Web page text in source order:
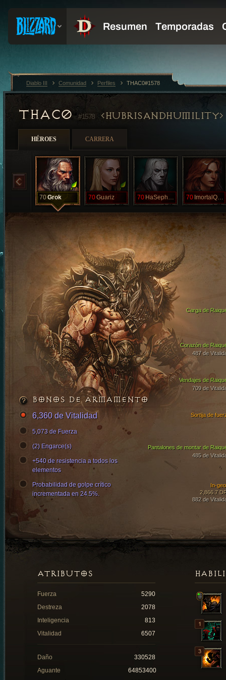
THAC0#1578 HUBRISANDHUMILITY
HÉROES CARRERA
70Grok 70Guariz 70 HaSepharim 70 ImortalQueen
Corazón de
487 de
Vendajes de
709 de
Carga de
Pantalones de montar de
485 de
In-
2,866.7
882 de
Sortija de
BONOS DE ARMAMENTO
6,360 de Vitalidad
5,073 de Fuerza
(2) Engarce(s)
+540 de resistencia a todos los
elementos
Probabilidad de golpe crítico
incrementada en 24.5%.
ATRIBUTOS
Fuerza
5290
Destreza
2078
Inteligencia
813
Vitalidad
6507
Daño
330528
Aguante
64853400
Diablo III Comunidad Perfiles THAC0#1578